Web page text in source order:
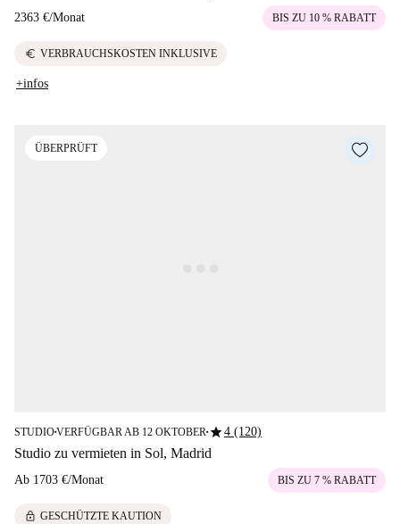
2363 €/Monat BIS ZU 10 % RABATT
euro VERBRAUCHSKOSTEN INKLUSIVE
+infos
ÜBERPRÜFT
STUDIO■VERFÜGBAR AB 12 OKTOBER ■star4 (120)
Studio zu vermieten in Sol, Madrid
Ab 1703 €/Monat BIS ZU 7 % RABATT
lock GESCHÜTZTE KAUTION